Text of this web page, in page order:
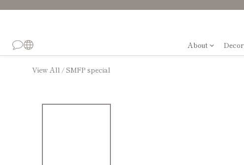
About Decor
View All /SMFP special